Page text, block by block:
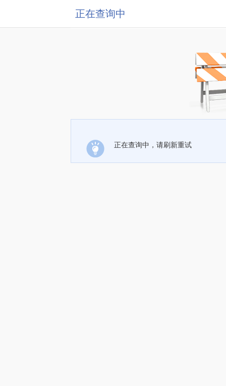
正在查询中
正在查询中，请刷新重试